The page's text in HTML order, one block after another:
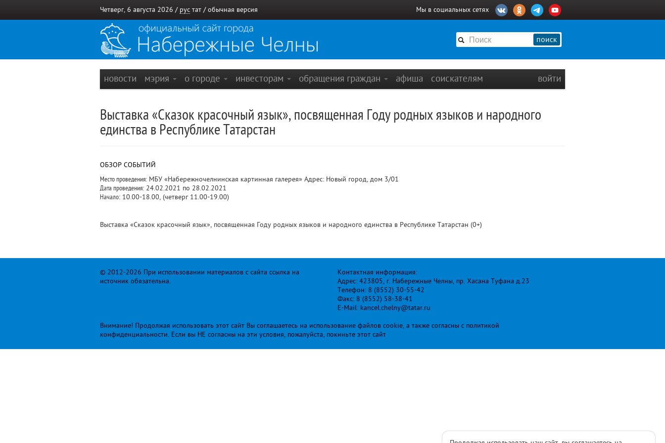
Четверг, 6 августа 2026 / рус тат / обычная версия Мы в социальных сетях
поиск
новости мэрия о городе инвесторам обращения граждан афиша соискателям войти
Выставка «Сказок красочный язык», посвященная Году родных языков и народного
единства в Республике Татарстан
ОБЗОР СОБЫТИЙ
Место проведения: МБУ «Набережночелнинская картинная галерея» Адрес: Новый город, дом 3/01
Дата проведения: 24.02.2021 по 28.02.2021
Начало: 10.00-18.00, (четверг 11.00-19.00)
Выставка «Сказок красочный язык», посвященная Году родных языков и народного единства в Республике Татарстан (0+)
© 2012-2026 При использовании материалов с сайта ссылка на
источник обязательна.
Контактная информация:
Адрес: 423805, г. Набережные Челны, пр. Хасана Туфана д.23
Телефон: 8 (8552) 30-55-42
Факс: 8 (8552) 58-38-41
E-Mail: kancel.chelny@tatar.ru
Внимание! Продолжая использовать этот сайт Вы соглашаетесь на использование файлов cookie, а также согласны с политикой
конфиденциальности. Если вы НЕ согласны на эти условия, пожалуйста, покиньте этот сайт